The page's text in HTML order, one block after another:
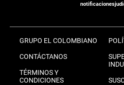
GRUPO EL COLOMBIANO
CONTÁCTANOS
TÉRMINOS Y
CONDICIONES